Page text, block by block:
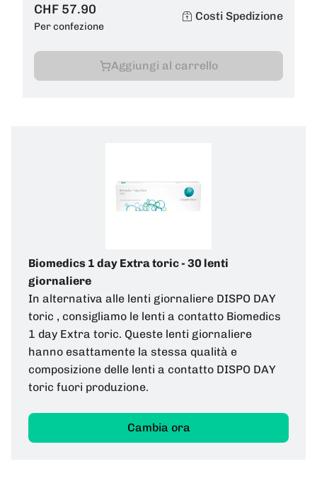
CHF 57.90
Per confezione
Costi Spedizione
Aggiungi al carrello
Biomedics 1 day Extra toric - 30 lenti
giornaliere
In alternativa alle lenti giornaliere DISPO DAY
toric , consigliamo le lenti a contatto Biomedics
1 day Extra toric. Queste lenti giornaliere
hanno esattamente la stessa qualità e
composizione delle lenti a contatto DISPO DAY
toric fuori produzione.
Cambia ora